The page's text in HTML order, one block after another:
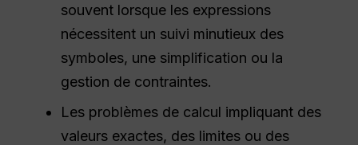
souvent lorsque les expressions
nécessitent un suivi minutieux des
symboles, une simplification ou la
gestion de contraintes.
Les problèmes de calcul impliquant des
valeurs exactes, des limites ou des